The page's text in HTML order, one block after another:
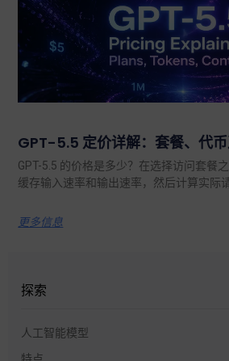
GPT-5.5 定价详解：套餐、代
GPT-5.5 的价格是多少？在选择访问套餐
缓存输入速率和输出速率，然后计算实际
更多信息
探索
人工智能模型
特点